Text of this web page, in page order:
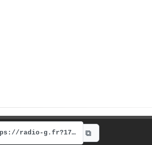
https://radio-g.fr?17907 ⧉